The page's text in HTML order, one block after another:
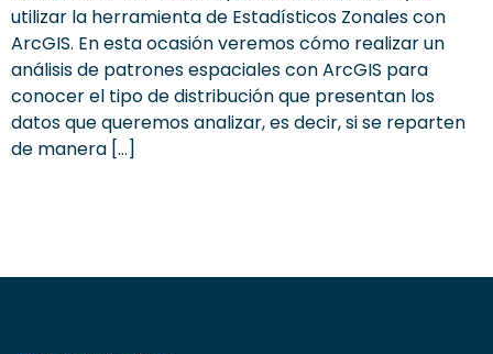
utilizar la herramienta de Estadísticos Zonales con
ArcGIS. En esta ocasión veremos cómo realizar un
análisis de patrones espaciales con ArcGIS para
conocer el tipo de distribución que presentan los
datos que queremos analizar, es decir, si se reparten
de manera […]